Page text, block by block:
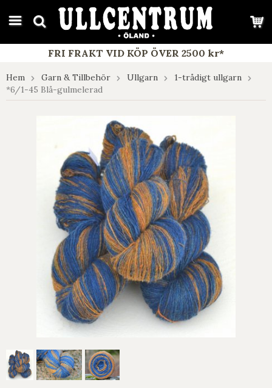
google-site-verification: google7e4b1026db5d9f32.html
FRI FRAKT VID KÖP ÖVER 2500 kr*
Hem Garn & Tillbehör Ullgarn
1-trådigt ullgarn
*6/1-45 Blå-gulmelerad